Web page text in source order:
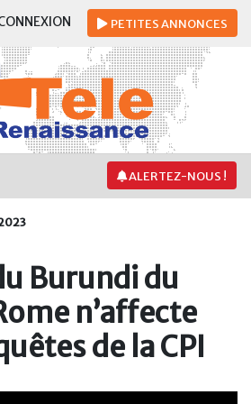
PETITESANNONCES
ALERTEZ-NOUS !
Burundi du
n’affecte
de la CPI